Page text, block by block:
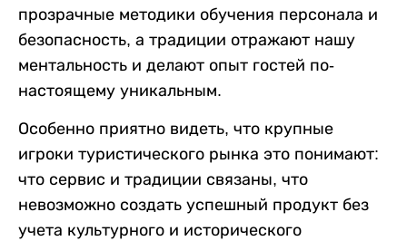
прозрачные методики обучения персонала и
безопасность, а традиции отражают нашу
ментальность и делают опыт гостей по-
настоящему уникальным.
Особенно приятно видеть, что крупные
игроки туристического рынка это понимают:
что сервис и традиции связаны, что
невозможно создать успешный продукт без
учета культурного и исторического